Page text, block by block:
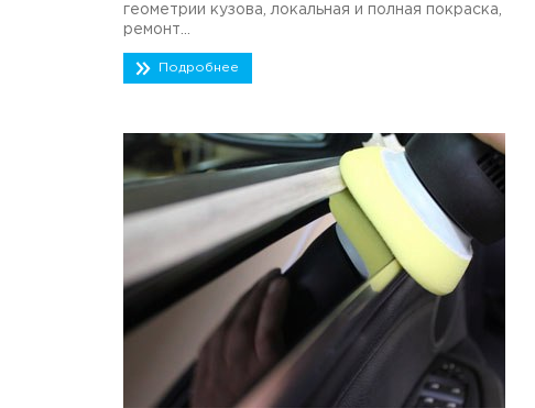
геометрии кузова, локальная и полная покраска,
ремонт...
Подробнее